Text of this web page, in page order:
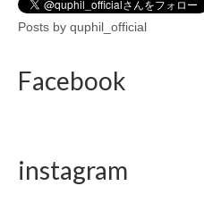
Posts by quphil_official
Facebook
instagram